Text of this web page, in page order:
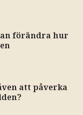
förändra hur
att påverka